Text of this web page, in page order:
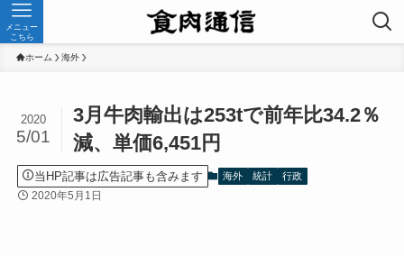
メニュー
こちら
ホーム 海外
3月牛肉輸出は253tで前年比34.2％
減、単価6,451円
2020
5/01
当HP記事は広告記事も含みます 海外 統計 行政
2020年5月1日